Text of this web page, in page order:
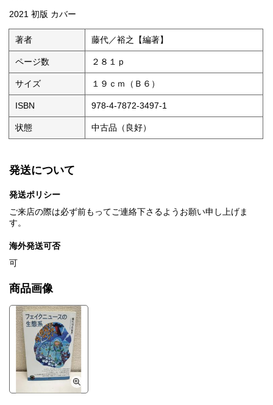
2021 初版 カバー
著者 藤代／裕之【編著】
ページ数 ２８１ｐ
サイズ １９ｃｍ（Ｂ６）
ISBN 978-4-7872-3497-1
状態 中古品（良好）
発送について
発送ポリシー
ご来店の際は必ず前もってご連絡下さるようお願い申し上げま
す。
海外発送可否
可
商品画像